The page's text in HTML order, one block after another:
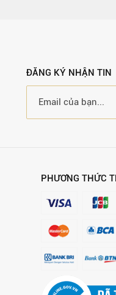
ĐĂNG KÝ NHẬN TIN
PHƯƠNG THỨC